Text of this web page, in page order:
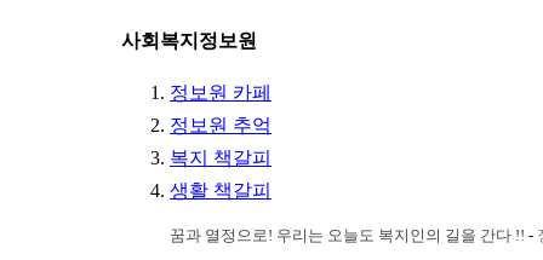
사회복지정보원
정보원 카페
정보원 추억
복지 책갈피
생활 책갈피
꿈과 열정으로! 우리는 오늘도 복지인의 길을 간다 !! -